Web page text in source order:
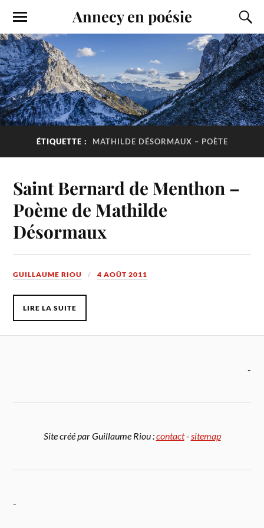
Annecy en poésie
ÉTIQUETTE : MATHILDE DÉSORMAUX – POÈTE
Saint Bernard de Menthon –
Poème de Mathilde
Désormaux
GUILLAUME RIOU 4 AOÛT 2011
LIRE LA SUITE
-
Site créé par Guillaume Riou :contact-sitemap
-